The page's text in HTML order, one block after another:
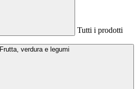
Tutti i prodotti
Frutta, verdura e legumi